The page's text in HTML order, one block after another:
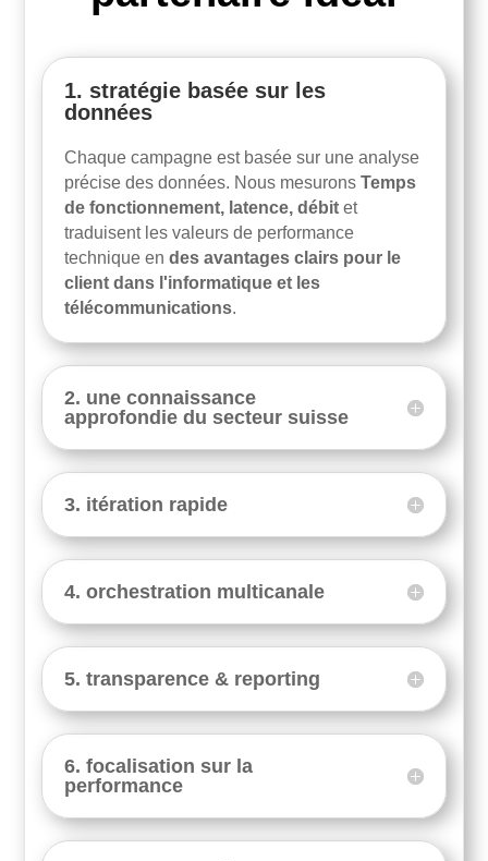
1. stratégie basée sur les
données
Chaque campagne est basée sur une analyse
précise des données. Nous mesuronsTemps
de fonctionnement, latence, débit et
traduisent les valeurs de performance
technique endes avantages clairs pour le
client dans l'informatique et les
télécommunications.
2. une connaissance
approfondie du secteur suisse
3. itération rapide
4. orchestration multicanale
5. transparence & reporting
6. focalisation sur la
performance